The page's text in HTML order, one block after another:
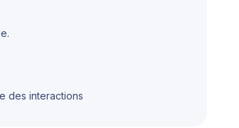
des interactions